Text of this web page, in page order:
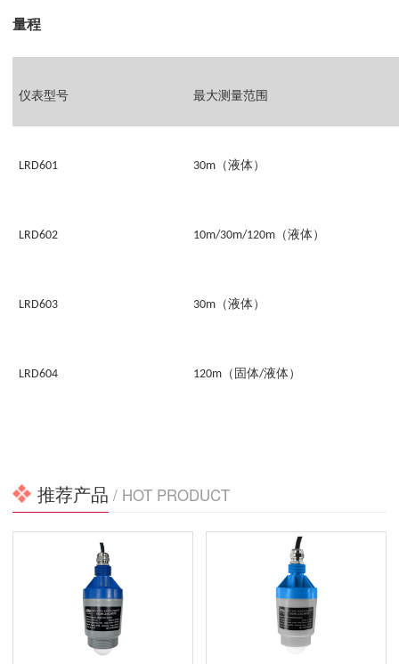
量程
仪表型号 最大测量范围
LRD601 30m （液体）
LRD602 10m/30m/120m （液体）
LRD603 30m （液体）
LRD604 120m （固体/液体）
推荐产品 / HOT PRODUCT